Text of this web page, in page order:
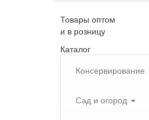
Товары оптом
и в розницу
Каталог
Консервирование
Сад и огород